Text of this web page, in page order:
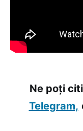
Ne poți
Telegram,